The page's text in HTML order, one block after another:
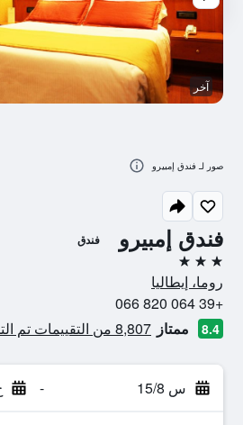
فندق إمبيرو فندق
3 نجوم
روما، إيطاليا
+39 064 820 066
8.4 ممتاز 8,807 من التقييمات تم التحقق منها
س 15/8 -
آخر
صور لـ فندق إمبيرو